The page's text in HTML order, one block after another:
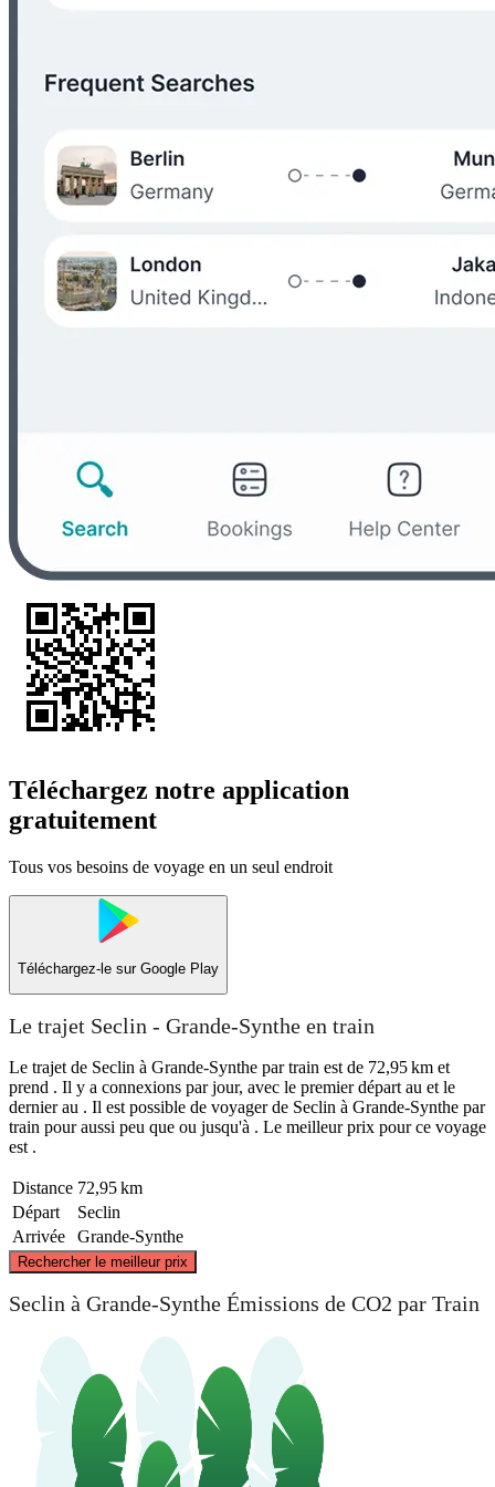
Téléchargez notre application
gratuitement
Tous vos besoins de voyage en un seul endroit
Téléchargez-le sur Google Play
Le trajet Seclin - Grande-Synthe en train
Le trajet de Seclin à Grande-Synthe par train est de 72,95 km et
prend . Il y a connexions par jour, avec le premier départ au et le
dernier au . Il est possible de voyager de Seclin à Grande-Synthe par
train pour aussi peu que ou jusqu'à . Le meilleur prix pour ce voyage
est .
Distance 72,95 km
Départ
Seclin
Arrivée
Grande-Synthe
Rechercher le meilleur prix
Seclin à Grande-Synthe Émissions de CO2 par Train